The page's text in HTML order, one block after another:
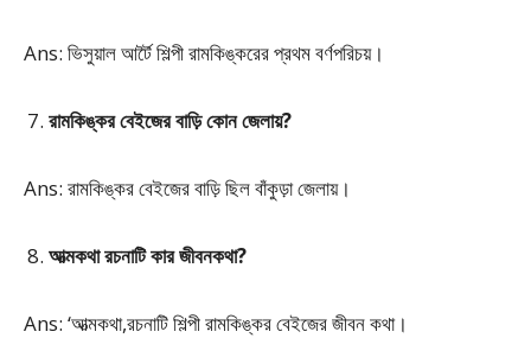
Ans: ভিসুয়াল আর্টৈ শিল্পী রামকিঙ্করের প্রথম বর্ণপরিচয়।
রামকিঙ্কর বেইজের বাড়ি কোন জেলায়?
Ans: রামকিঙ্কর বেইজের বাড়ি ছিল বাঁকুড়া জেলায়।
আত্মকথা রচনাটি কার জীবনকথা?
Ans: ‘আত্মকথা,রচনাটি শিল্পী রামকিঙ্কর বেইজের জীবন কথা।